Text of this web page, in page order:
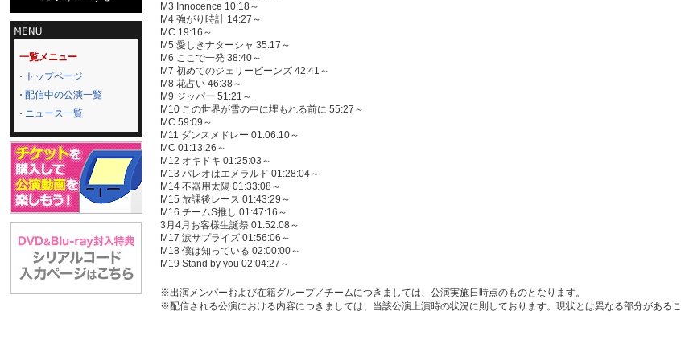
一覧メニュー
トップページ
配信中の公演一覧
ニュース一覧
M3 Innocence 10:18～
M4 強がり時計 14:27～
MC 19:16～
M5 愛しきナターシャ 35:17～
M6 ここで一発 38:40～
M7 初めてのジェリービーンズ 42:41～
M8 花占い 46:38～
M9 ジッパー 51:21～
M10 この世界が雪の中に埋もれる前に 55:27～
MC 59:09～
M11 ダンスメドレー 01:06:10～
MC 01:13:26～
M12 オキドキ 01:25:03～
M13 パレオはエメラルド 01:28:04～
M14 不器用太陽 01:33:08～
M15 放課後レース 01:43:29～
M16 チームS推し 01:47:16～
3月4月お客様生誕祭 01:52:08～
M17 涙サプライズ 01:56:06～
M18 僕は知っている 02:00:00～
M19 Stand by you 02:04:27～
※出演メンバーおよび在籍グループ／チームにつきましては、公演実施日時点のものとなります。
※配信される公演における内容につきましては、当該公演上演時の状況に則しております。現状とは異なる部分があるこ